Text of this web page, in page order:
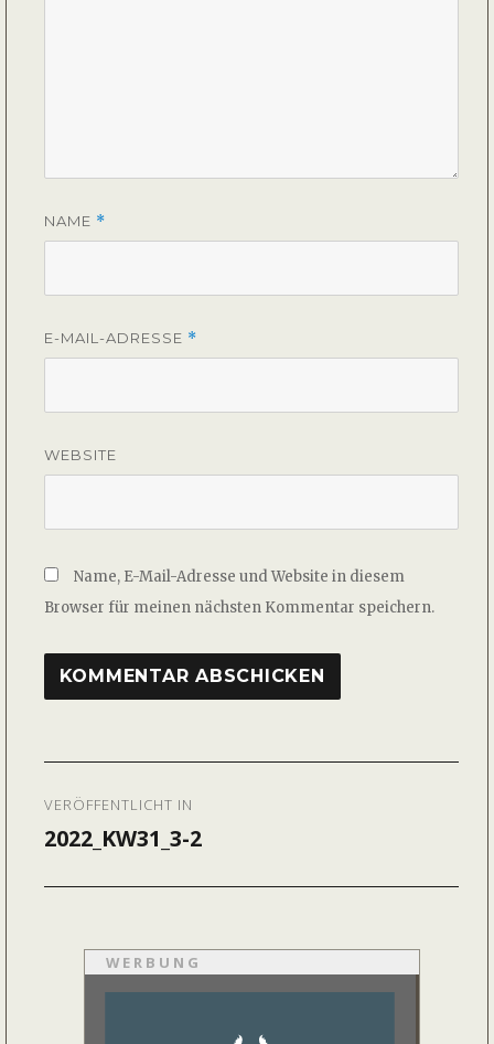
NAME *
E-MAIL-ADRESSE *
WEBSITE
Name, E-Mail-Adresse und Website in diesem
Browser für meinen nächsten Kommentar speichern.
VERÖFFENTLICHT IN
2022_KW31_3-2
WERBUNG